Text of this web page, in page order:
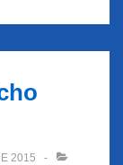
2015